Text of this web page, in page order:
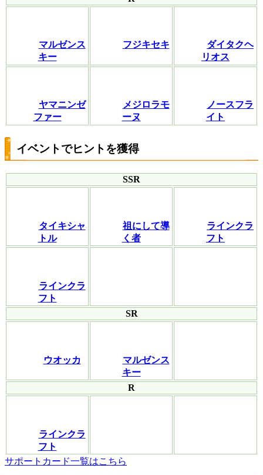
マルゼンス
キー
フジキセキ
ダイタクヘ
リオス
ヤマニンゼ
ファー
メジロラモ
ーヌ
ノースフラ
イト
イベントでヒントを獲得
SSR
タイキシャ
トル
祖にして導
く者
ラインクラ
フト
ラインクラ
フト
SR
ウオッカ
マルゼンス
キー
R
ラインクラ
フト
サポートカード一覧はこちら